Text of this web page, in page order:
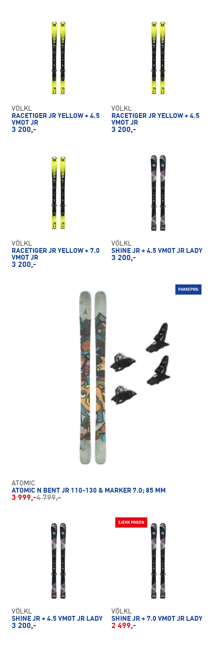
VÖLKL
RACETIGER JR YELLOW + 4.5
VMOT JR
3 200,-
VÖLKL
RACETIGER JR YELLOW + 4.5
VMOT JR
3 200,-
VÖLKL
RACETIGER JR YELLOW + 7.0
VMOT JR
3 200,-
VÖLKL
SHINE JR + 4.5 VMOT JR LADY
3 200,-
PAKKEPRIS
ATOMIC
ATOMIC N BENT JR 110-130 & MARKER 7.0; 85 MM
3 999,-4 799,-
VÖLKL
SHINE JR + 4.5 VMOT JR LADY
3 200,-
SJEKK PRISEN
VÖLKL
SHINE JR + 7.0 VMOT JR LADY
2 499,-